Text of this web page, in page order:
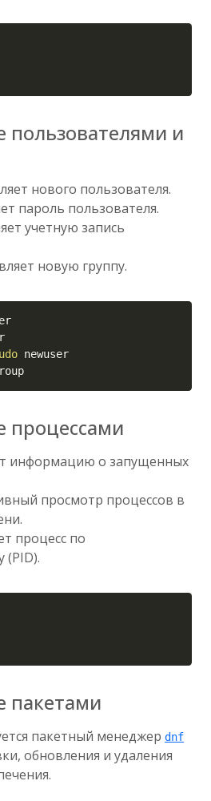
пользователями и
нового пользователя.
пароль пользователя.
учетную запись
новую группу.
процессами
информацию о запущенных
просмотр процессов в
процесс по
(PID).
пакетами
пакетный менеджер dnf
обновления и удаления